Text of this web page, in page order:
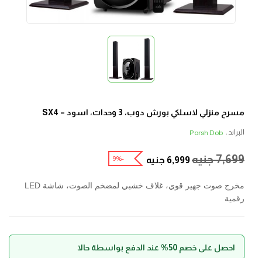
مسرح منزلي لاسلكي بورش دوب، 3 وحدات، اسود – SX4
البراند : Porsh Dob
7,699جنيه6,999 جنيه -9%
مخرج صوت جهير قوي، غلاف خشبي لمضخم الصوت، شاشة LED
رقمية
احصل على خصم 50% عند الدفع بواسطة حالا